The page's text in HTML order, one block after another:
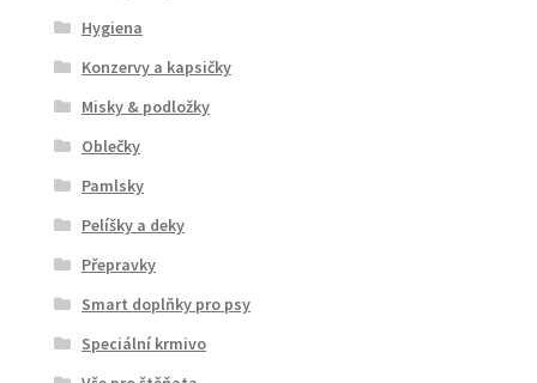
Hygiena
Konzervy a kapsičky
Misky & podložky
Oblečky
Pamlsky
Pelíšky a deky
Přepravky
Smart doplňky pro psy
Speciální krmivo